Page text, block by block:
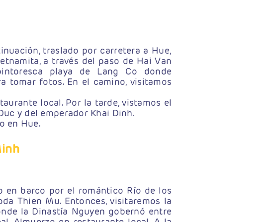
traslado por carretera a Hue,
a través del paso de Hai Van
playa de Lang Co donde
tomar fotos. En el camino, visitamos
local. Por la tarde, vistamos el
y del emperador Khai Dinh.
en Hue.
en barco por el romántico Río de los
Thien Mu. Entonces, visitaremos la
la Dinastía Nguyen gobernó entre